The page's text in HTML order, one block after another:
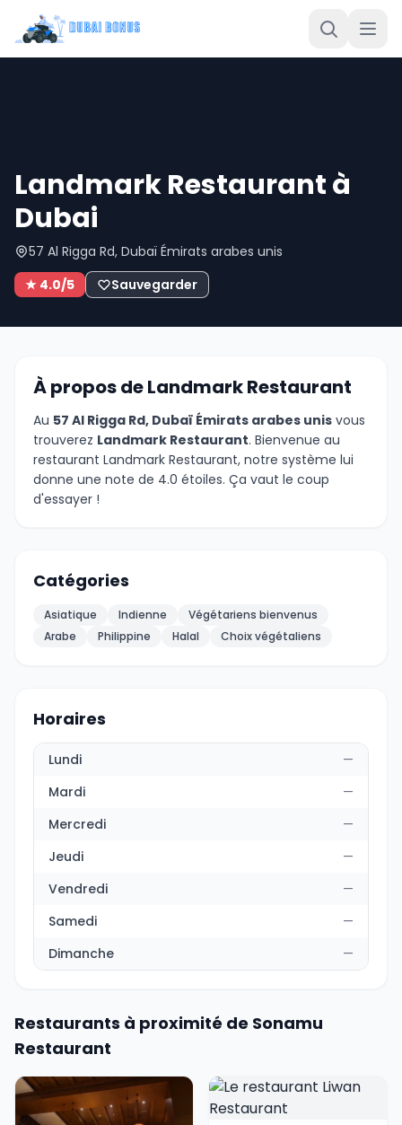
Landmark Restaurant à
Dubai
57 Al Rigga Rd, Dubaï Émirats arabes unis
★ 4.0/5
Sauvegarder
À propos de Landmark Restaurant
Au 57 Al Rigga Rd, Dubaï Émirats arabes unis vous
trouverez Landmark Restaurant. Bienvenue au
restaurant Landmark Restaurant, notre système lui
donne une note de 4.0 étoiles. Ça vaut le coup
d'essayer !
Catégories
Asiatique Indienne
Végétariens bienvenus
Arabe
Philippine Halal Choix végétaliens
Horaires
Lundi
—
Mardi
—
Mercredi
—
Jeudi
—
Vendredi
—
Samedi
—
Dimanche
—
Restaurants à proximité de Sonamu
Restaurant